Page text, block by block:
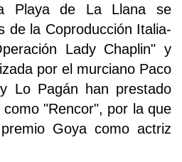
Playa de La Llana se
de la Coproducción Italia-
Lady Chaplin" y
por el murciano Paco
Lo Pagán han prestado
"Rencor", por la que
Goya como actriz